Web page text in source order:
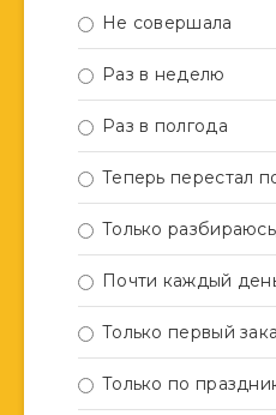
Не совершала
Раз в неделю
Раз в полгода
Теперь перестал
Только
Почти каждый
Только первый
Только по